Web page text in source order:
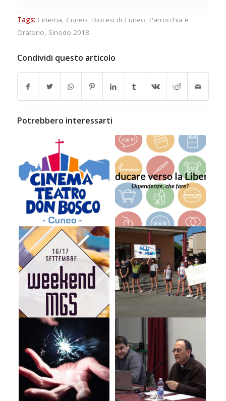
Tags: Cinema, Cuneo, Diocesi di Cuneo, Parrocchia e
Oratorio, Sinodo 2018
Condividi questo articolo
Potrebbero interessarti